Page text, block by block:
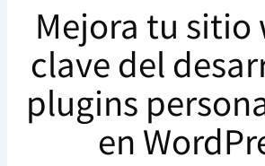
Mejora tu sitio
clave del
plugins
en